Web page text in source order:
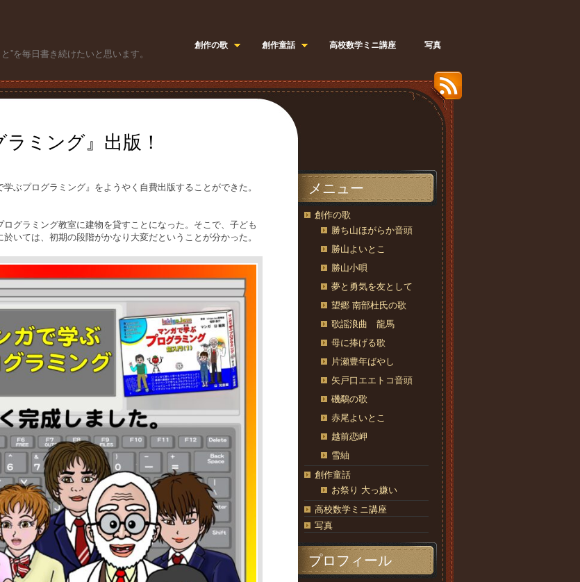
”を毎日書き続けたいと思います。
創作の歌 創作童話 高校数学ミニ講座 写真
ミング』出版！
ぶプログラミング』をようやく自費出版することができた。
グラミング教室に建物を貸すことになった。そこで、子ども
いては、初期の段階がかなり大変だということが分かった。
メニュー
創作の歌
勝ち山ほがらか音頭
勝山よいとこ
勝山小唄
夢と勇気を友として
望郷 南部杜氏の歌
歌謡浪曲 龍馬
母に捧げる歌
片瀬豊年ばやし
矢戸口エエトコ音頭
磯鷸の歌
赤尾よいとこ
越前恋岬
雪紬
創作童話
お祭り 大っ嫌い
高校数学ミニ講座
写真
プロフィール